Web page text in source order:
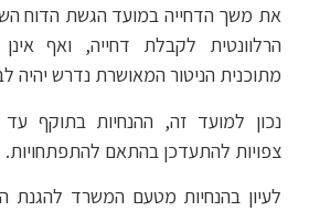
את משך הדחייה במועד הגשת הדוח
הרלוונטית לקבלת דחייה, ואף
מתוכנית הניטור המאושרת נדרש יהיה
צפויות להתעדכן בהתאם להתפתחויות.
לעיון בהנחיות מטעם המשרד להגנת